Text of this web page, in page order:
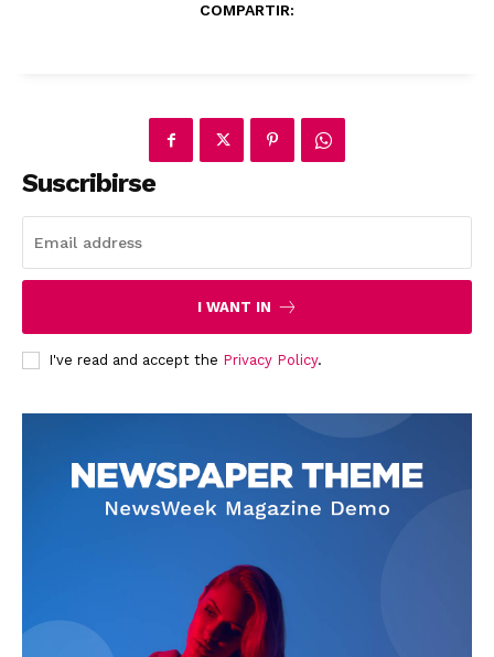
Magazine PRO
COMPARTIR:
Suscribirse
I WANT IN
I've read and accept the Privacy Policy.